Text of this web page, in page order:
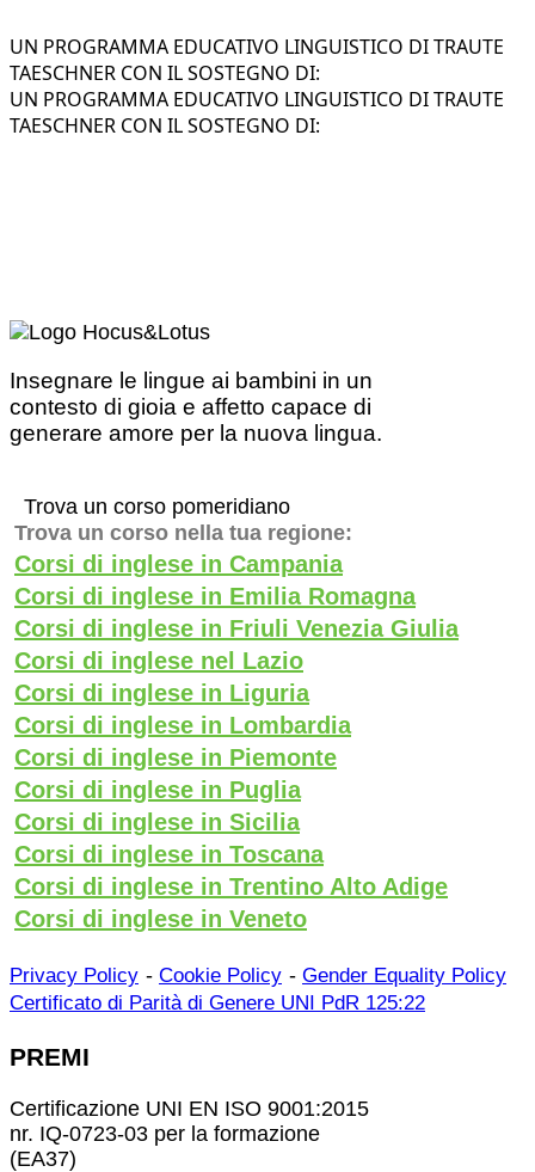
UN PROGRAMMA EDUCATIVO LINGUISTICO DI TRAUTE
TAESCHNER CON IL SOSTEGNO DI:
UN PROGRAMMA EDUCATIVO LINGUISTICO DI TRAUTE
TAESCHNER CON IL SOSTEGNO DI:
Insegnare le lingue ai bambini in un
contesto di gioia e affetto capace di
generare amore per la nuova lingua.
Trova un corso pomeridiano
Trova un corso nella tua regione:
Corsi di inglese in Campania
Corsi di inglese in Emilia Romagna
Corsi di inglese in Friuli Venezia Giulia
Corsi di inglese nel Lazio
Corsi di inglese in Liguria
Corsi di inglese in Lombardia
Corsi di inglese in Piemonte
Corsi di inglese in Puglia
Corsi di inglese in Sicilia
Corsi di inglese in Toscana
Corsi di inglese in Trentino Alto Adige
Corsi di inglese in Veneto
Privacy Policy - Cookie Policy - Gender Equality Policy
Certificato di Parità di Genere UNI PdR 125:22
PREMI
Certificazione UNI EN ISO 9001:2015
nr. IQ-0723-03 per la formazione
(EA37)